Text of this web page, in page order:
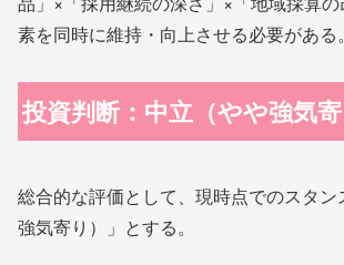
素を同時に維持・向上させる必要がある。
投資判断：中立（やや強気寄
総合的な評価として、現時点でのスタ
強気寄り）」とする。